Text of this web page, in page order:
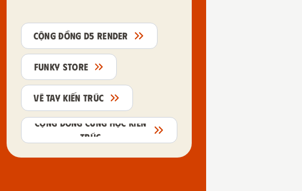
CỘNG ĐỒNG D5 RENDER
FUNKY STORE
VẼ TAY KIẾN TRÚC
CỘNG ĐỒNG CÙNG HỌC KIẾN
TRÚC